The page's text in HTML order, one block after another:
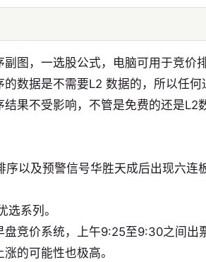
副图，一选股公式，电脑可用于竞价
的数据是不需要L2 数据的，所以任
果不受影响，不管是免费的还是L2
序以及预警信号华胜天成后出现六连
选系列。
盘竞价系统，上午9:25至9:30之间
的可能性也极高。